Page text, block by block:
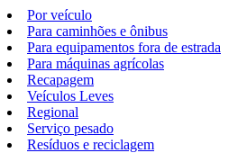
Por veículo
Para caminhões e ônibus
Para equipamentos fora de estrada
Para máquinas agrícolas
Recapagem
Veículos Leves
Regional
Serviço pesado
Resíduos e reciclagem